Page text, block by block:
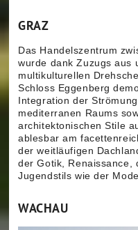
GRAZ
Das Handelszentrum
wurde dank Zuzugs aus
multikulturellen
Schloss Eggenberg
Integration der
mediterranen Raums
architektonischen Stile
ablesbar am
der weitläufigen
der Gotik, Renaissance,
Jugendstils wie der
WACHAU